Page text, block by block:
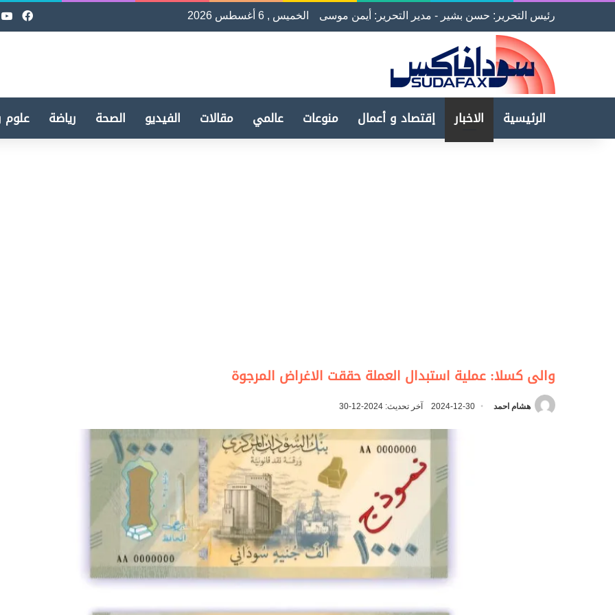
رئيس التحرير: حسن بشير - مدير التحرير: أيمن موسى الخميس , 6 أغسطس 2026
الرئيسية الاخبار إقتصاد و أعمال منوعات عالمي مقالات الفيديو الصحة رياضة علوم
والى كسلا: عملية استبدال العملة حققت الاغراض المرجوة
هشام احمد 2024-12-30 آخر تحديث: 2024-12-30